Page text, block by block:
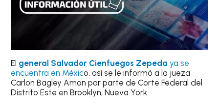
El general Salvador Cienfuegos Zepeda ya se
encuentra en México, así se le informó a la jueza
Carlon Bagley Amon por parte de Corte Federal del
Distrito Este en Brooklyn, Nueva York.